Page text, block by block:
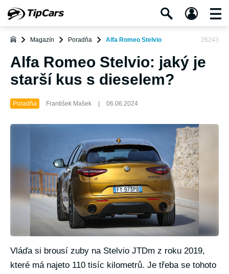
Magazín Poradňa Alfa Romeo Stelvio 26243
Alfa Romeo Stelvio: jaký je
starší kus s dieselem?
Poradňa František Mašek 06.06.2024
Vláďa si brousí zuby na Stelvio JTDm z roku 2019,
které má najeto 110 tisíc kilometrů. Je třeba se tohoto